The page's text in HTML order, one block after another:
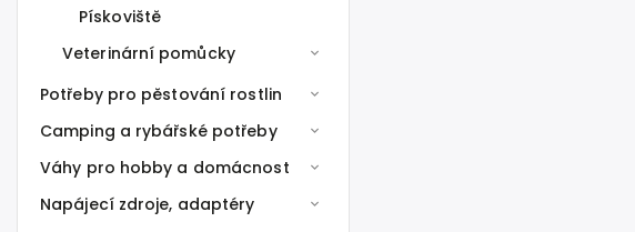
Pískoviště
Veterinární pomůcky
Potřeby pro pěstování rostlin
Camping a rybářské potřeby
Váhy pro hobby a domácnost
Napájecí zdroje, adaptéry